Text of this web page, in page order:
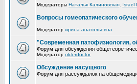
Модераторы Наталья Калиновская Israel
Вопросы гомеопатического
Модератор ирина анатольевна
"Современная патофизиология,
Форум для обсуждения
Модератор olderdoctor
Обсуждение насущного
Форум для рассуждалок на